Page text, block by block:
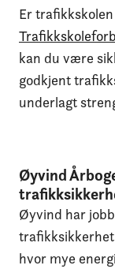
Er
kan du være
godkjent
underlagt
Øyvind
Øyvind har
trafikksikkerhet
hvor mye